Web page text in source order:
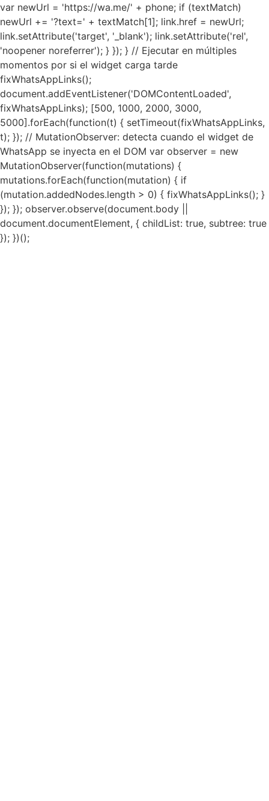
var newUrl = 'https://wa.me/' + phone; if (textMatch)
newUrl += '?text=' + textMatch[1]; link.href = newUrl;
link.setAttribute('target', '_blank'); link.setAttribute('rel',
'noopener noreferrer'); } }); } // Ejecutar en múltiples
momentos por si el widget carga tarde
fixWhatsAppLinks();
document.addEventListener('DOMContentLoaded',
fixWhatsAppLinks); [500, 1000, 2000, 3000,
5000].forEach(function(t) { setTimeout(fixWhatsAppLinks,
t); }); // MutationObserver: detecta cuando el widget de
WhatsApp se inyecta en el DOM var observer = new
MutationObserver(function(mutations) {
mutations.forEach(function(mutation) { if
(mutation.addedNodes.length > 0) { fixWhatsAppLinks(); }
}); }); observer.observe(document.body ||
document.documentElement, { childList: true, subtree: true
}); })();